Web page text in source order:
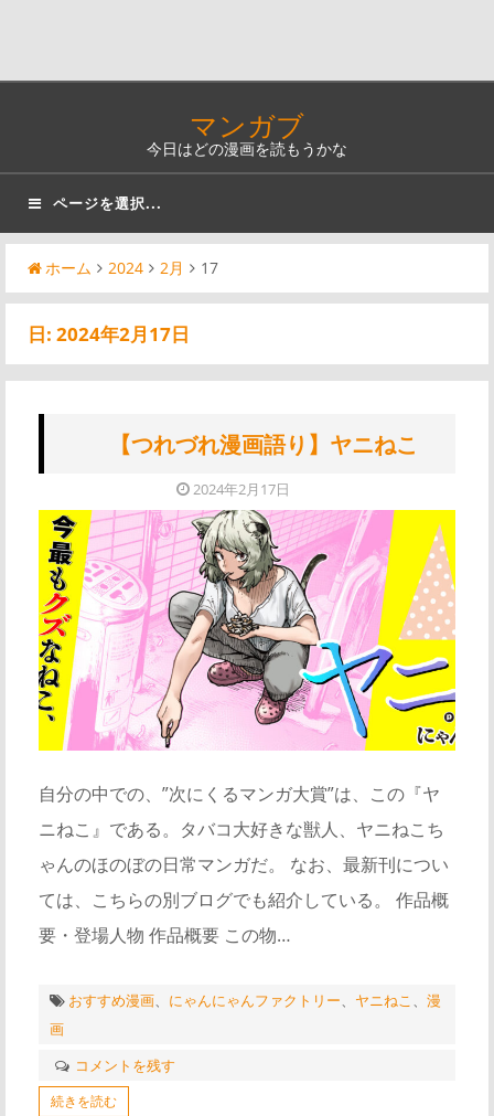
マンガブ
今日はどの漫画を読もうかな
ページを選択...
ホーム 2024 2月 17
日: 2024年2月17日
【つれづれ漫画語り】ヤニねこ
2024年2月17日
自分の中での、”次にくるマンガ大賞”は、この『ヤ
ニねこ』である。タバコ大好きな獣人、ヤニねこち
ゃんのほのぼの日常マンガだ。 なお、最新刊につい
ては、こちらの別ブログでも紹介している。 作品概
要・登場人物 作品概要 この物…
おすすめ漫画、 にゃんにゃんファクトリー、 ヤニねこ、 漫
画
コメントを残す
続きを読む